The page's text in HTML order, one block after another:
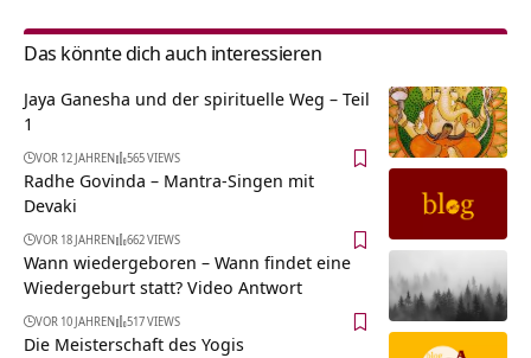
Das könnte dich auch interessieren
Jaya Ganesha und der spirituelle Weg – Teil
1
VOR 12 JAHREN 565 VIEWS
Radhe Govinda – Mantra-Singen mit
Devaki
VOR 18 JAHREN 662 VIEWS
Wann wiedergeboren – Wann findet eine
Wiedergeburt statt? Video Antwort
VOR 10 JAHREN 517 VIEWS
Die Meisterschaft des Yogis